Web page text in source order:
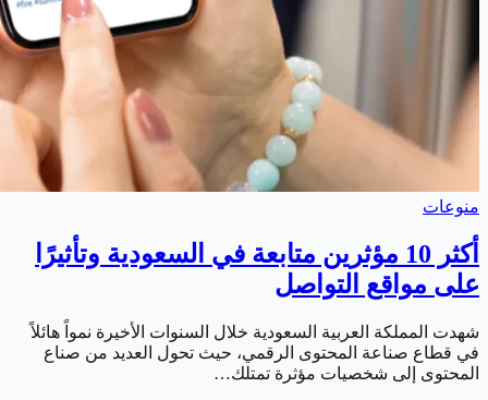
منوعات
أكثر 10 مؤثرين متابعة في السعودية وتأثيرًا
على مواقع التواصل
شهدت المملكة العربية السعودية خلال السنوات الأخيرة نمواً هائلاً
في قطاع صناعة المحتوى الرقمي، حيث تحول العديد من صناع
المحتوى إلى شخصيات مؤثرة تمتلك…